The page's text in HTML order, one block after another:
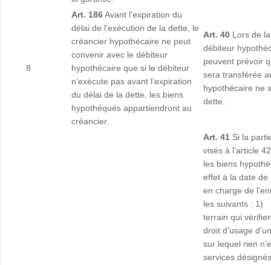
8
Art. 186Avant l’expiration du
délai de l’exécution de la dette, le
créancier hypothécaire ne peut
convenir avec le débiteur
hypothécaire que si le débiteur
n’exécute pas avant l’expiration
du délai de la dette, les biens
hypothéqués appartiendront au
créancier.
Art. 40 Lors de
débiteur
peuvent prévoir
sera transférée
hypothécaire ne
dette.
Art. 41 Si la
visés à l’article
les biens
effet à la date
en charge de
les suivants : 1)
terrain qui
droit d’usage
sur lequel rien
services